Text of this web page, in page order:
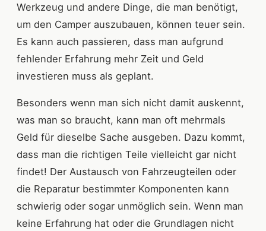
Werkzeug und andere Dinge, die man benötigt,
um den Camper auszubauen, können teuer sein.
Es kann auch passieren, dass man aufgrund
fehlender Erfahrung mehr Zeit und Geld
investieren muss als geplant.
Besonders wenn man sich nicht damit auskennt,
was man so braucht, kann man oft mehrmals
Geld für dieselbe Sache ausgeben. Dazu kommt,
dass man die richtigen Teile vielleicht gar nicht
findet! Der Austausch von Fahrzeugteilen oder
die Reparatur bestimmter Komponenten kann
schwierig oder sogar unmöglich sein. Wenn man
keine Erfahrung hat oder die Grundlagen nicht